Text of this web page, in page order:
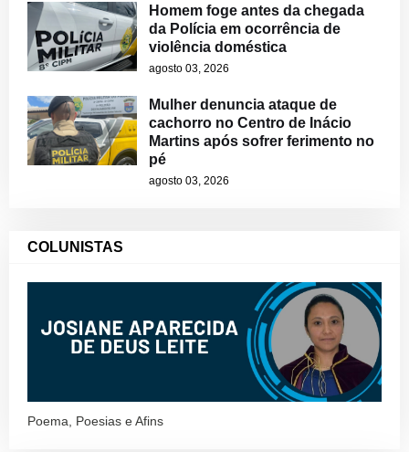
Homem foge antes da chegada
da Polícia em ocorrência de
violência doméstica
agosto 03, 2026
Mulher denuncia ataque de
cachorro no Centro de Inácio
Martins após sofrer ferimento no
pé
agosto 03, 2026
COLUNISTAS
Poema, Poesias e Afins